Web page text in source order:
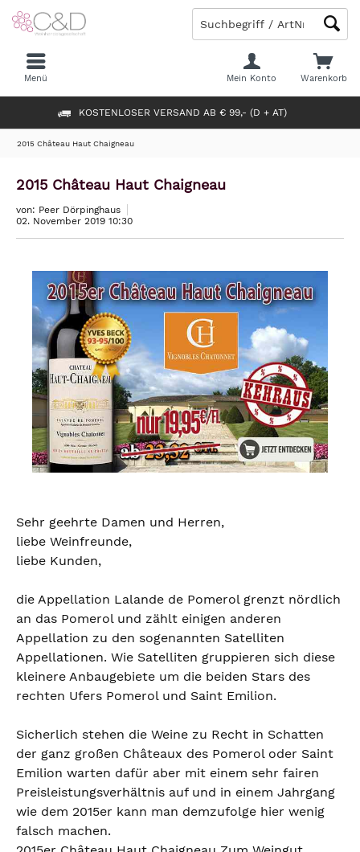
KOSTENLOSER VERSAND AB € 99,- (D + AT)
Warenkorb
Mein Konto
Menü
2015 Château Haut Chaigneau
2015 Château Haut Chaigneau
von: Peer Dörpinghaus
02. November 2019 10:30
Sehr geehrte Damen und Herren,
liebe Weinfreunde,
liebe Kunden,
die Appellation Lalande de Pomerol grenzt nördlich
an das Pomerol und zählt einigen anderen
Appellation zu den sogenannten Satelliten
Appellationen. Wie Satelliten gruppieren sich diese
kleinere Anbaugebiete um die beiden Stars des
rechten Ufers Pomerol und Saint Emilion.
Sicherlich stehen die Weine zu Recht in Schatten
der ganz großen Châteaux des Pomerol oder Saint
Emilion warten dafür aber mit einem sehr fairen
Preisleistungsverhältnis auf und in einem Jahrgang
wie dem 2015er kann man demzufolge hier wenig
falsch machen.